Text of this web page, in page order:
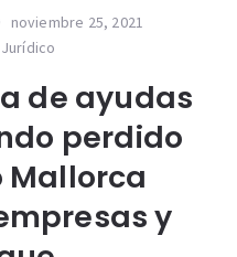
noviembre 25, 2021
Jurídico
de ayudas
perdido
Mallorca
y